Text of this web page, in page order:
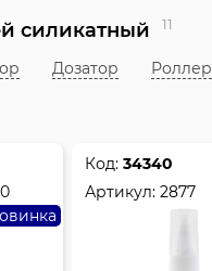
силикатный 11
Дозатор Роллер
Код:34340
Артикул:2877